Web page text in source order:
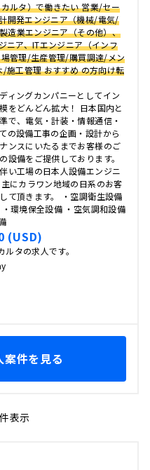
ルタ）で働きたい 営業/セー
開発エンジニア（機械/電気/
造業エンジニア（その他）、
ニア、ITエンジニア（インフ
管理/生産管理/購買調達/メン
施工管理 おすすめ の方向け転
ィングカンパニーとしてイン
をどんどん拡大！ 日本国内と
で、電気・計装・情報通信・
の設備工事の企画・設計から
ンスにいたるまでお客様のご
設備をご提供しております。
い工場の日本人設備エンジニ
にカラワン地域の日系のお客
て頂きます。 ・空調衛生設備
環境保全設備 ・空気調和設備
(USD)
タの求人です。
案件を見る
表示